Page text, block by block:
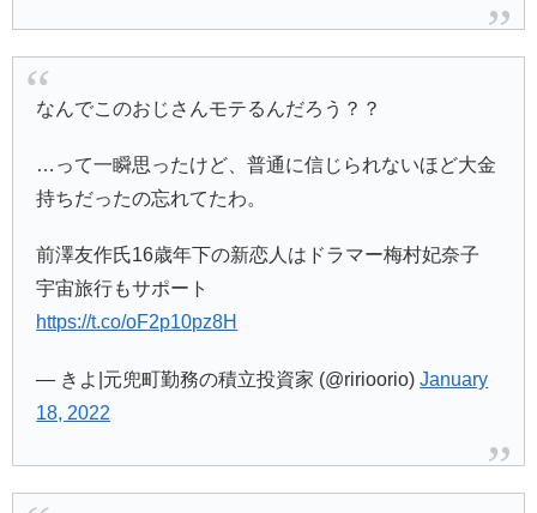
なんでこのおじさんモテるんだろう？？
…って一瞬思ったけど、普通に信じられないほど大金
持ちだったの忘れてたわ。
前澤友作氏16歳年下の新恋人はドラマー梅村妃奈子
宇宙旅行もサポート
https://t.co/oF2p10pz8H
— きよ|元兜町勤務の積立投資家 (@ririoorio)January
18, 2022